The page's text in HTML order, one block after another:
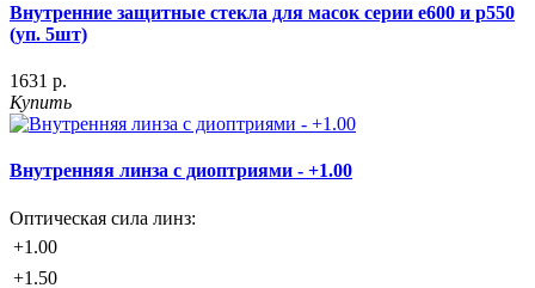
Внутренние защитные стекла для масок серии e600 и p550
(уп. 5шт)
1631 р.
Купить
Внутренняя линза с диоптриями - +1.00
Оптическая сила линз:
+1.00
+1.50